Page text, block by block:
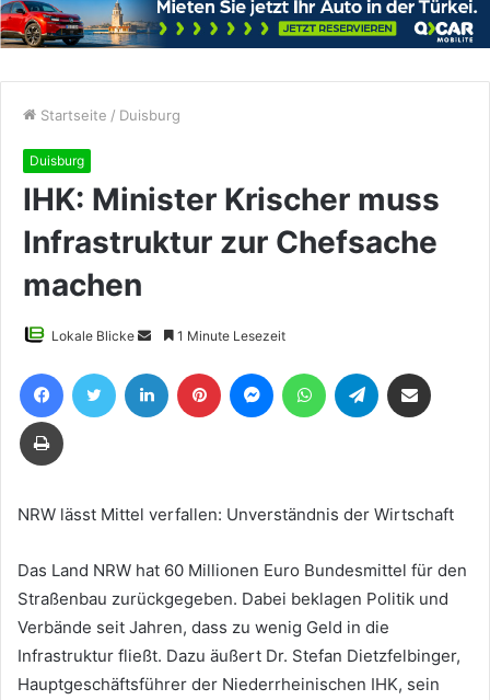
Startseite / Duisburg
Duisburg
IHK: Minister Krischer muss
Infrastruktur zur Chefsache
machen
Lokale Blicke
Sende
eine
E-
1 Minute Lesezeit
FacebookTwitter LinkedIn Pinterest MessengerWhatsAppTelegram
Drucken
NRW lässt Mittel verfallen: Unverständnis der Wirtschaft
Das Land NRW hat 60 Millionen Euro Bundesmittel für den
Straßenbau zurückgegeben. Dabei beklagen Politik und
Verbände seit Jahren, dass zu wenig Geld in die
Infrastruktur fließt. Dazu äußert Dr. Stefan Dietzfelbinger,
Hauptgeschäftsführer der Niederrheinischen IHK, sein